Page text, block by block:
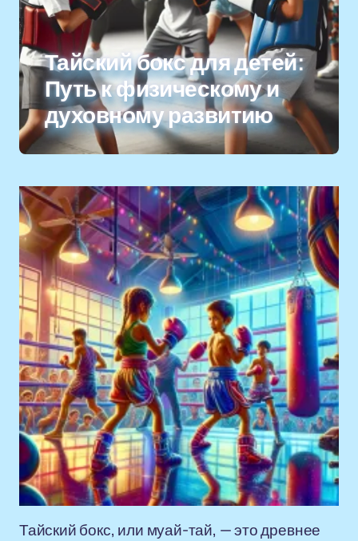
Тайский бокс для детей:
Путь к физическому и
духовному развитию
Тайский бокс, или муай-тай, — это древнее